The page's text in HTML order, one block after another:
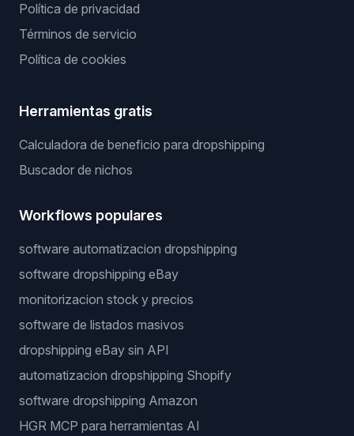
Política de privacidad
Términos de servicio
Política de cookies
Herramientas gratis
Calculadora de beneficio para dropshipping
Buscador de nichos
Workflows populares
software automatizacion dropshipping
software dropshipping eBay
monitorizacion stock y precios
software de listados masivos
dropshipping eBay sin API
automatizacion dropshipping Shopify
software dropshipping Amazon
HGR MCP para herramientas AI